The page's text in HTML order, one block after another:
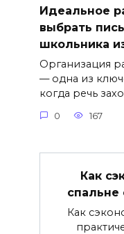
Идеальное
выбрать
школьника
Организация
— одна из
когда речь
0 167
Как
Как